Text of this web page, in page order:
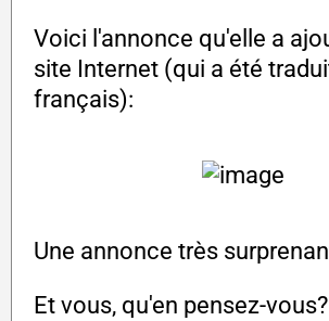
Voici l'annonce qu'elle a
site Internet (qui a été
français):
Une annonce très
Et vous, qu'en pensez-vous?